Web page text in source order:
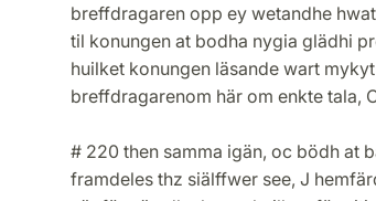
breffdragaren opp ey wetandhe
til konungen at bodha nygia glädhi
huilket konungen läsande wart
breffdragarenom här om enkte tala,
# 220 then samma igän, oc bödh at
framdeles thz siälffwer see, J